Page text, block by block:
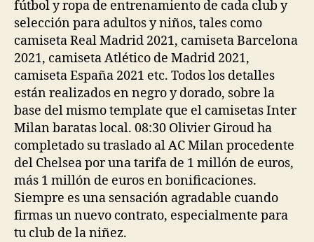
fútbol y ropa de entrenamiento de cada club y
selección para adultos y niños, tales como
camiseta Real Madrid 2021, camiseta Barcelona
2021, camiseta Atlético de Madrid 2021,
camiseta España 2021 etc. Todos los detalles
están realizados en negro y dorado, sobre la
base del mismo template que el camisetas Inter
Milan baratas local. 08:30 Olivier Giroud ha
completado su traslado al AC Milan procedente
del Chelsea por una tarifa de 1 millón de euros,
más 1 millón de euros en bonificaciones.
Siempre es una sensación agradable cuando
firmas un nuevo contrato, especialmente para
tu club de la niñez.